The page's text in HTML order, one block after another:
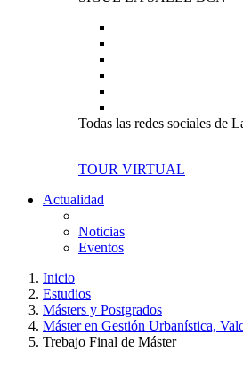
Todas las redes sociales de
TOUR VIRTUAL
Actualidad
Noticias
Eventos
Inicio
Estudios
Másters y Postgrados
Máster en Gestión Urbanística,
Trebajo Final de Máster